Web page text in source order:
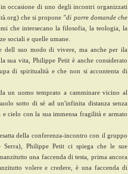
occasione di uno degli incontri organizzati
che si propone "di porre domande che
che intersecano la filosofia, la teologia, la
sociali e quelle umane.
dell suo modo di vivere, ma anche per ila
sua vita, Philippe Petit è anche considerato
di spiritualità e che non si accontenta di
un uomo temprato a camminare vicino al
sotto di sé ad un'infinita distanza senza
cielo con la sua immensa fragilità e armato
della conferenza-incontro con il gruppo
Philippe Petit ci spiega che le sue
una faccenda di testa, prima ancora
volere e credere, è una faccenda di